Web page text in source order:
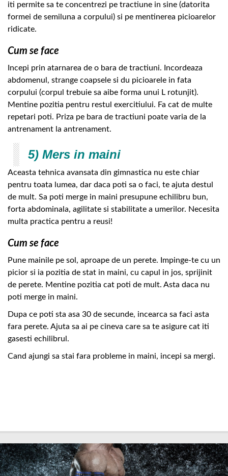
iti permite sa te concentrezi pe tractiune in sine (datorita
formei de semiluna a corpului) si pe mentinerea picioarelor
ridicate.
Cum se face
Incepi prin atarnarea de o bara de tractiuni. Incordeaza
abdomenul, strange coapsele si du picioarele in fata
corpului (corpul trebuie sa aibe forma unui L rotunjit).
Mentine pozitia pentru restul exercitiului. Fa cat de multe
repetari poti. Priza pe bara de tractiuni poate varia de la
antrenament la antrenament.
5) Mers in maini
Aceasta tehnica avansata din gimnastica nu este chiar
pentru toata lumea, dar daca poti sa o faci, te ajuta destul
de mult. Sa poti merge in maini presupune echilibru bun,
forta abdominala, agilitate si stabilitate a umerilor. Necesita
multa practica pentru a reusi!
Cum se face
Pune mainile pe sol, aproape de un perete. Impinge-te cu un
picior si ia pozitia de stat in maini, cu capul in jos, sprijinit
de perete. Mentine pozitia cat poti de mult. Asta daca nu
poti merge in maini.
Dupa ce poti sta asa 30 de secunde, incearca sa faci asta
fara perete. Ajuta sa ai pe cineva care sa te asigure cat iti
gasesti echilibrul.
Cand ajungi sa stai fara probleme in maini, incepi sa mergi.